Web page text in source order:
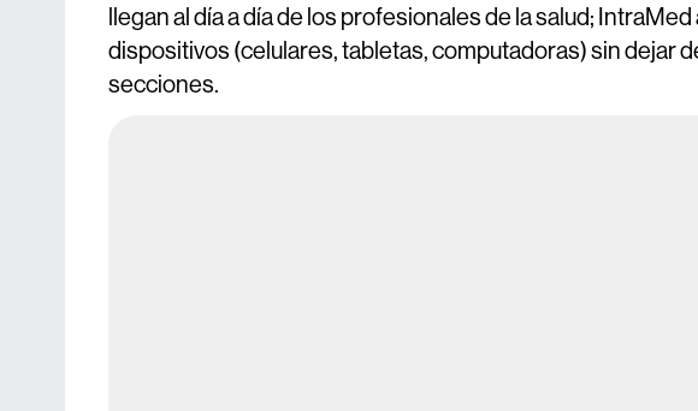
llegan al día a día de los profesionales de la salud;
dispositivos (celulares, tabletas, computadoras) sin dejar
secciones.